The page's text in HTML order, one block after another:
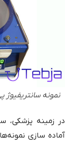
نمونه سانتریفیوژ
در زمینه پزشکی،
آماده سازی